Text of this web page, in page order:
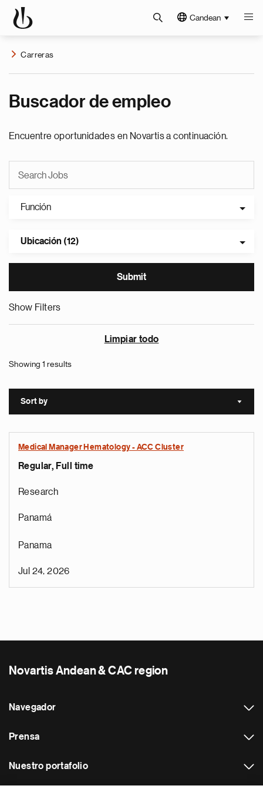
Candean
Carreras
Buscador de empleo
Encuentre oportunidades en Novartis a continuación.
Función
Ubicación (12)
Show Filters
Limpiar todo
Showing 1 results
Sort by Sort
Medical Manager Hematology - ACC Cluster
Regular, Full time
Research
Panamá
Panama
Jul 24, 2026
Novartis Andean & CAC region
Navegador
Prensa
Nuestro portafolio